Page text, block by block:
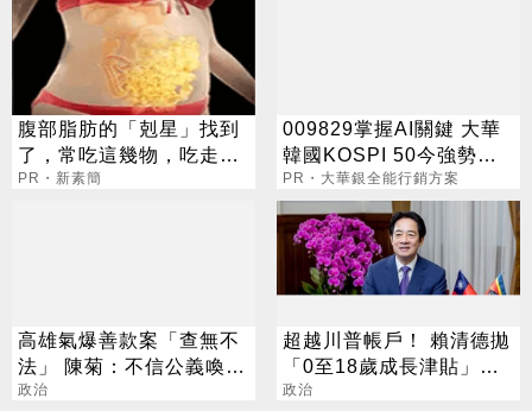
腹部脂肪的「剋星」找到
了，常吃這幾物，吃走大
肚囊，瘦出小蠻腰
PR・新素簡
009829掌握AI關鍵 大華
韓國KOSPI 50今強勢開
募
PR・大華銀全能行銷方案
高雄氣爆善款案「查無不
法」 陳菊：不信公義喚不
回
政治
超越川普帳戶！ 賴清德拋
「0至18歲成長津貼」：
讓台灣偉大
政治